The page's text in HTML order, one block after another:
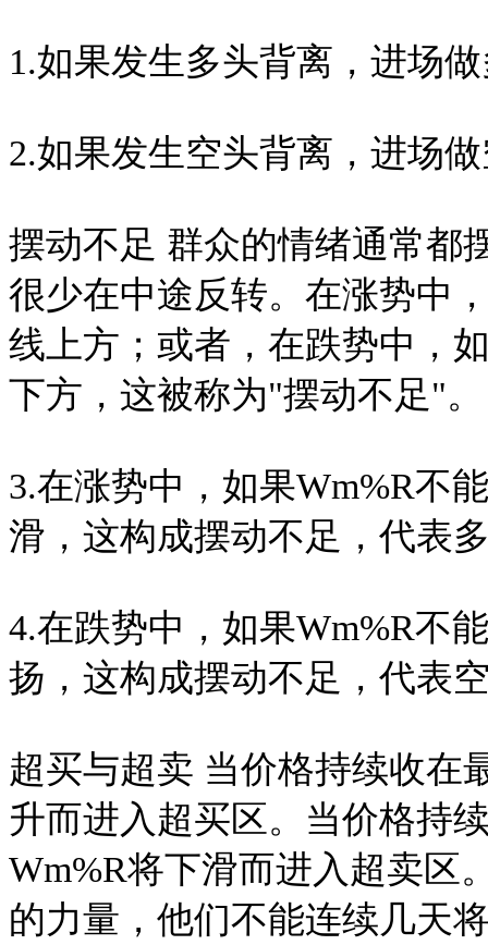
1.如果发生多头背离，进场
2.如果发生空头背离，进场
摆动不足 群众的情绪通常都
很少在中途反转。在涨势中
线上方；或者，在跌势中，
下方，这被称为"摆动不足"。
3.在涨势中，如果Wm%R不
滑，这构成摆动不足，代表
4.在跌势中，如果Wm%R不
扬，这构成摆动不足，代表
超买与超卖 当价格持续收在
升而进入超买区。当价格持
Wm%R将下滑而进入超卖区
的力量，他们不能连续几天